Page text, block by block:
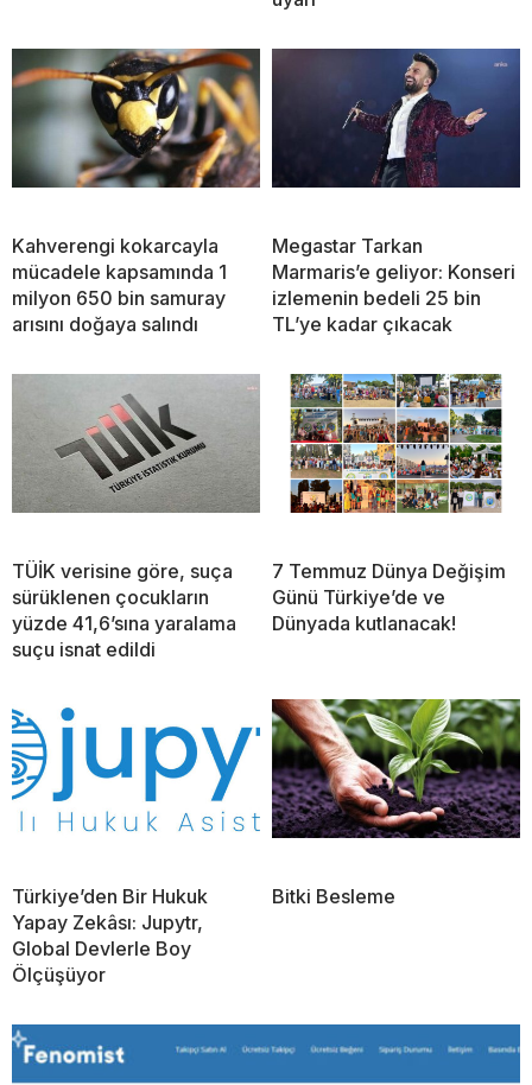
Kahverengi kokarcayla
mücadele kapsamında 1
milyon 650 bin samuray
arısını doğaya salındı
Megastar Tarkan
Marmaris’e geliyor: Konseri
izlemenin bedeli 25 bin
TL’ye kadar çıkacak
TÜİK verisine göre, suça
sürüklenen çocukların
yüzde 41,6’sına yaralama
suçu isnat edildi
7 Temmuz Dünya Değişim
Günü Türkiye’de ve
Dünyada kutlanacak!
Türkiye’den Bir Hukuk
Yapay Zekâsı: Jupytr,
Global Devlerle Boy
Ölçüşüyor
Bitki Besleme